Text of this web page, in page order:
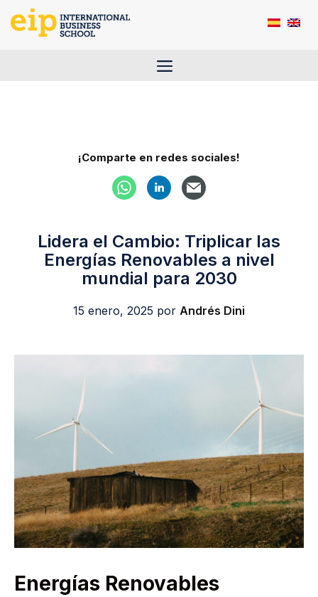
Saltar
Menú
¡Comparte en redes sociales!
Lidera el Cambio: Triplicar las
Energías Renovables a nivel
mundial para 2030
15 enero, 2025 por Andrés Dini
Energías Renovables